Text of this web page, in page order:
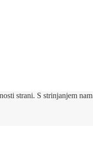
strani. S strinjanjem